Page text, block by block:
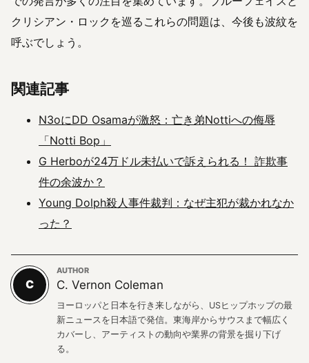
クリシアン・ロックを巡るこれらの問題は、今後も波紋を
呼ぶでしょう。
関連記事
N3oにDD Osamaが激怒：亡き弟Nottiへの侮辱
「Notti Bop」
G Herboが24万ドル未払いで訴えられる！ 詐欺事
件の余波か？
Young Dolph殺人事件裁判：なぜ主犯が裁かれなか
った？
C
AUTHOR
C. Vernon Coleman
ヨーロッパと日本を行き来しながら、USヒップホップの最
新ニュースを日本語で発信。東海岸からサウスまで幅広く
カバーし、アーティストの動向や業界の背景を掘り下げ
る。